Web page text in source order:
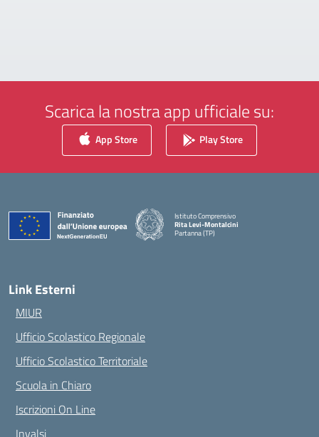
Scarica la nostra app ufficiale su:
App Store Play Store
Istituto Comprensivo
Rita Levi-Montalcini
Partanna (TP)
Link Esterni
MIUR
Ufficio Scolastico Regionale
Ufficio Scolastico Territoriale
Scuola in Chiaro
Iscrizioni On Line
Invalsi